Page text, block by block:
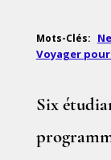
Mots-Clés:
Voyager
Six